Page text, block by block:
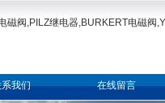
磁阀,PILZ继电器,BURKERT电磁阀
我们 在线留言